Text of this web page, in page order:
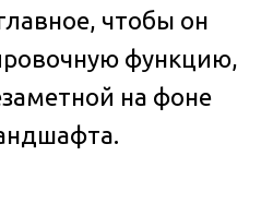
чтобы он
функцию,
на фоне